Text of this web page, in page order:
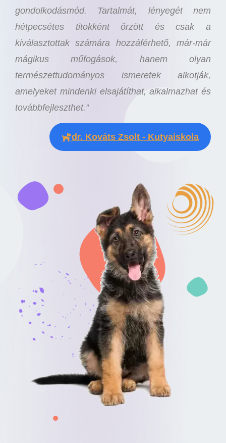
gondolkodásmód. Tartalmát, lényegét nem
hétpecsétes titokként őrzött és csak a
kiválasztottak számára hozzáférhető, már-már
mágikus műfogások, hanem olyan
természettudományos ismeretek alkotják,
amelyeket mindenki elsajátíthat, alkalmazhat és
továbbfejleszthet.”
dr. Kováts Zsolt - Kutyaiskola